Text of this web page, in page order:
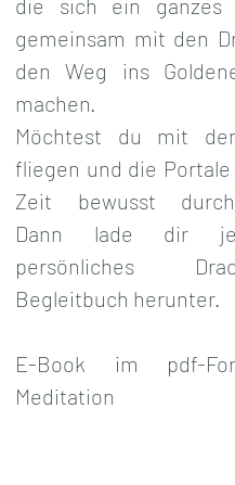
die sich ein ganzes
gemeinsam mit den
den Weg ins
machen.
Möchtest du mit
fliegen und die
Zeit bewusst
Dann lade dir
persönliches
Begleitbuch herunter.
E-Book im pdf-
Meditation